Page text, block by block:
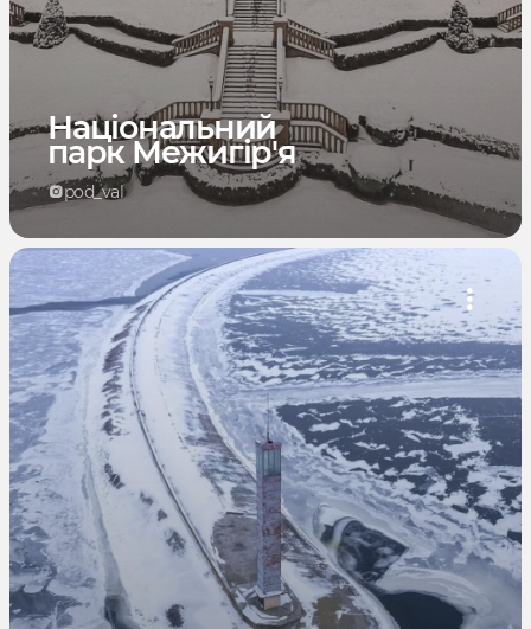
Національний
парк Межигір'я
pod_val